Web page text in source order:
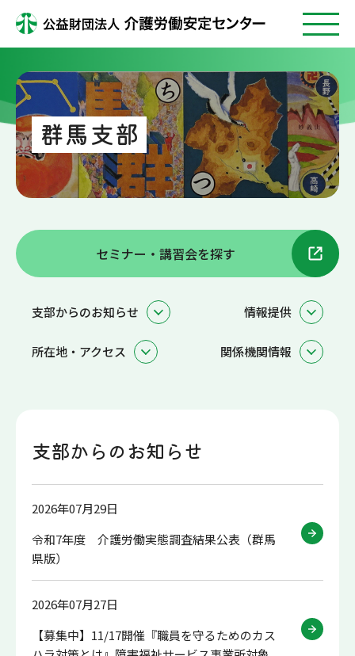
群馬支部
セミナー・講習会を探す
支部からのお知らせ 情報提供
所在地・アクセス 関係機関情報
支部からのお知らせ
2026年07月29日
令和7年度 介護労働実態調査結果公表（群馬
県版）
2026年07月27日
【募集中】11/17開催『職員を守るためのカス